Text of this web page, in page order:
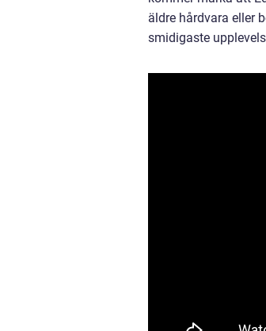
äldre hårdvara eller
smidigaste